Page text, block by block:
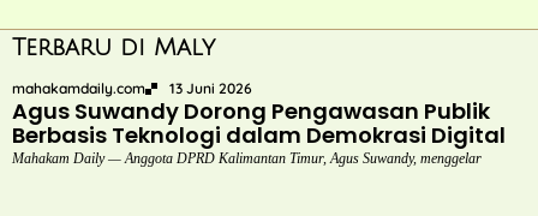
Terbaru di Maly
mahakamdaily.com 13 Juni 2026
Agus Suwandy Dorong Pengawasan Publik
Berbasis Teknologi dalam Demokrasi Digital
Mahakam Daily — Anggota DPRD Kalimantan Timur, Agus Suwandy, menggelar